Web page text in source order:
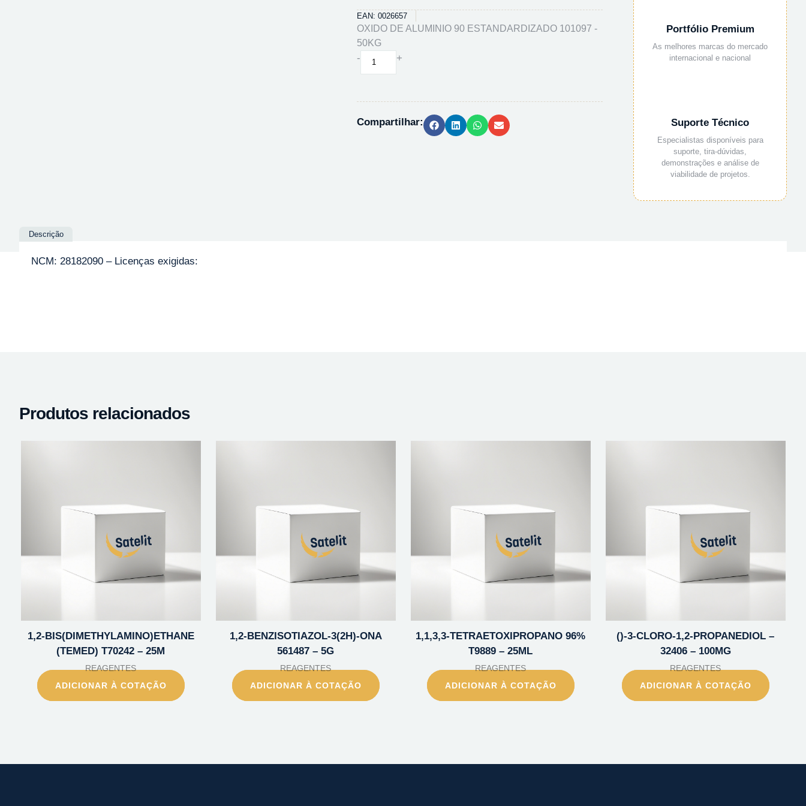
EAN: 0026657
OXIDO DE ALUMINIO 90 ESTANDARDIZADO 101097 -
50KG
-
OXIDO
DE
90
ESTANDARDIZADO
+
Compartilhar:
Portfólio Premium
As melhores marcas do mercado
internacional e nacional
Suporte Técnico
Especialistas disponíveis para
suporte, tira-dúvidas,
demonstrações e análise de
viabilidade de projetos.
Descrição
NCM: 28182090 – Licenças exigidas:
Produtos relacionados
1,2-BIS(DIMETHYLAMINO)ETHANE
(TEMED) T70242 – 25M
REAGENTES
ADICIONAR À COTAÇÃO
1,2-BENZISOTIAZOL-3(2H)-ONA
561487 – 5G
REAGENTES
ADICIONAR À COTAÇÃO
1,1,3,3-TETRAETOXIPROPANO 96%
T9889 – 25ML
REAGENTES
ADICIONAR À COTAÇÃO
()-3-CLORO-1,2-PROPANEDIOL –
32406 – 100MG
REAGENTES
ADICIONAR À COTAÇÃO